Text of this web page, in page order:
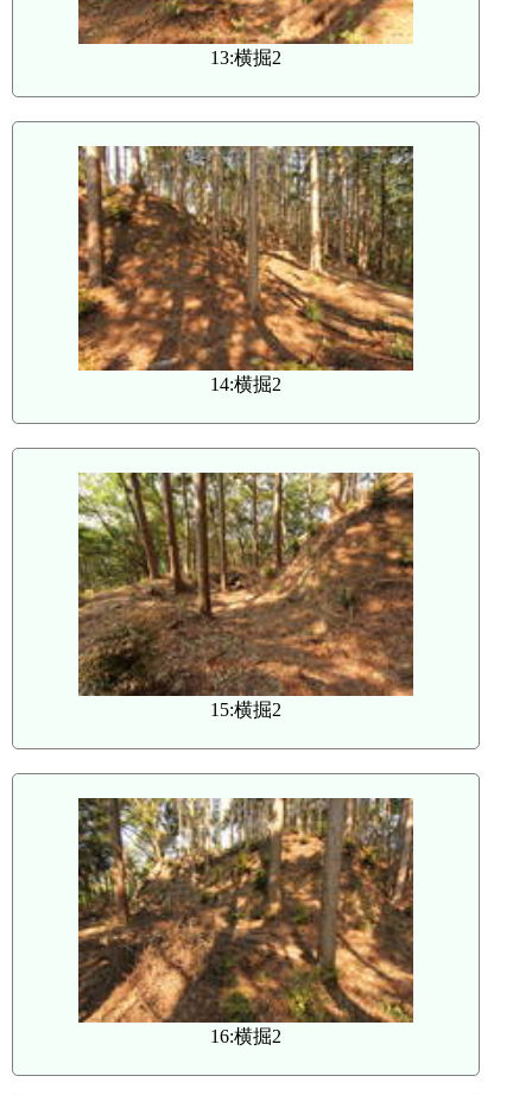
13:横掘2
14:横掘2
15:横掘2
16:横掘2